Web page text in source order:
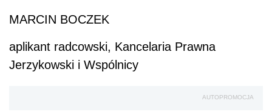
MARCIN BOCZEK
aplikant radcowski, Kancelaria Prawna
Jerzykowski i Wspólnicy
AUTOPROMOCJA